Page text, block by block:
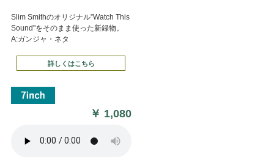
Slim Smithのオリジナル”Watch This
Sound"をそのまま使った新録物。
A:ガンジャ・ネタ
詳しくはこちら
￥ 1,080